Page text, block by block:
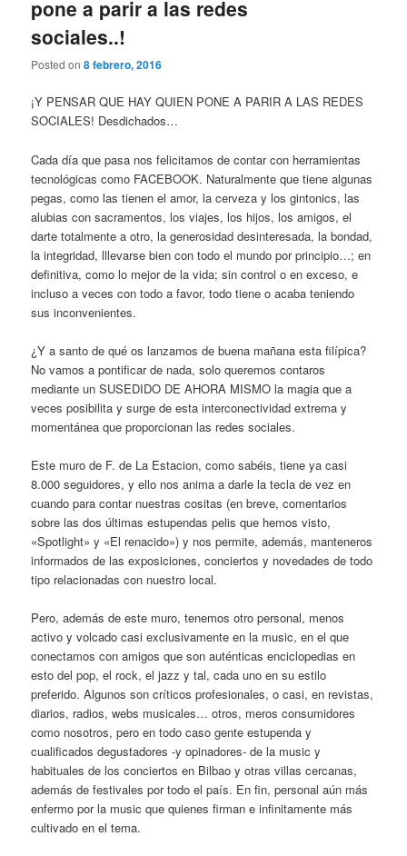
pone a parir a las redes
sociales..!
Posted on8 febrero, 2016
¡Y PENSAR QUE HAY QUIEN PONE A PARIR A LAS REDES
SOCIALES! Desdichados…
Cada día que pasa nos felicitamos de contar con herramientas
tecnológicas como FACEBOOK. Naturalmente que tiene algunas
pegas, como las tienen el amor, la cerveza y los gintonics, las
alubias con sacramentos, los viajes, los hijos, los amigos, el
darte totalmente a otro, la generosidad desinteresada, la bondad,
la integridad, lllevarse bien con todo el mundo por principio…; en
definitiva, como lo mejor de la vida; sin control o en exceso, e
incluso a veces con todo a favor, todo tiene o acaba teniendo
sus inconvenientes.
¿Y a santo de qué os lanzamos de buena mañana esta filípica?
No vamos a pontificar de nada, solo queremos contaros
mediante un SUSEDIDO DE AHORA MISMO la magia que a
veces posibilita y surge de esta interconectividad extrema y
momentánea que proporcionan las redes sociales.
Este muro de F. de La Estacion, como sabéis, tiene ya casi
8.000 seguidores, y ello nos anima a darle la tecla de vez en
cuando para contar nuestras cositas (en breve, comentarios
sobre las dos últimas estupendas pelis que hemos visto,
«Spotlight» y «El renacido») y nos permite, además, manteneros
informados de las exposiciones, conciertos y novedades de todo
tipo relacionadas con nuestro local.
Pero, además de este muro, tenemos otro personal, menos
activo y volcado casi exclusivamente en la music, en el que
conectamos con amigos que son auténticas enciclopedias en
esto del pop, el rock, el jazz y tal, cada uno en su estilo
preferido. Algunos son críticos profesionales, o casi, en revistas,
diarios, radios, webs musicales… otros, meros consumidores
como nosotros, pero en todo caso gente estupenda y
cualificados degustadores -y opinadores- de la music y
habituales de los conciertos en Bilbao y otras villas cercanas,
además de festivales por todo el país. En fin, personal aún más
enfermo por la music que quienes firman e infinitamente más
cultivado en el tema.